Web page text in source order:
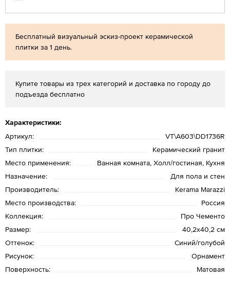
Бесплатный визуальный эскиз-проект керамической
плитки за 1 день.
Купите товары из трех категорий и доставка по городу до
подъезда бесплатно
Характеристики:
Артикул:
VT\A603\DD1736R
Тип плитки:
Керамический гранит
Место применения:
Ванная комната, Холл/гостиная, Кухня
Назначение:
Для пола и стен
Производитель:
Kerama Marazzi
Место производства:
Россия
Коллекция:
Про Чементо
Размер:
40,2х40,2 см
Оттенок:
Синий/голубой
Рисунок:
Орнамент
Поверхность:
Матовая